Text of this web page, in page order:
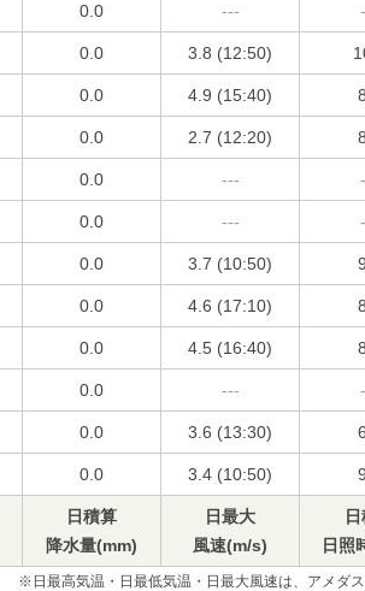
0.0 ---
0.0 3.8 (12:50)
0.0 4.9 (15:40)
0.0 2.7 (12:20)
0.0 ---
0.0 ---
0.0 3.7 (10:50)
0.0 4.6 (17:10)
0.0 4.5 (16:40)
0.0 ---
0.0 3.6 (13:30)
0.0 3.4 (10:50)
日積算
降水量(mm)
日最大
風速(m/s)
日照
※日最高気温・日最低気温・日最大風速は、アメダ